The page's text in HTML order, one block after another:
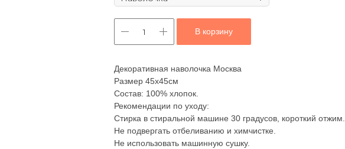
В корзину
Декоративная наволочка Москва
Размер 45х45см
Состав: 100% хлопок.
Рекомендации по уходу:
Стирка в стиральной машине 30 градусов, короткий отжим.
Не подвергать отбеливанию и химчистке.
Не использовать машинную сушку.